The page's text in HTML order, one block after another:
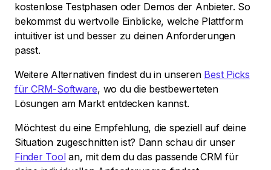
kostenlose Testphasen oder Demos der Anbieter. So
bekommst du wertvolle Einblicke, welche Plattform
intuitiver ist und besser zu deinen Anforderungen
passt.
Weitere Alternativen findest du in unseren Best Picks
für CRM-Software, wo du die bestbewerteten
Lösungen am Markt entdecken kannst.
Möchtest du eine Empfehlung, die speziell auf deine
Situation zugeschnitten ist? Dann schau dir unser
Finder Toolan, mit dem du das passende CRM für